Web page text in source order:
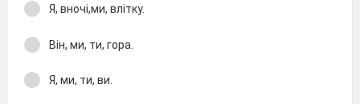
Я, вночі,ми, влітку.
Він, ми, ти, гора.
Я, ми, ти, ви.